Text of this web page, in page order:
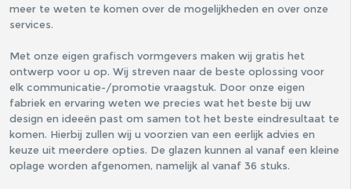
meer te weten te komen over de mogelijkheden en over onze
services.
Met onze eigen grafisch vormgevers maken wij gratis het
ontwerp voor u op. Wij streven naar de beste oplossing voor
elk communicatie-/promotie vraagstuk. Door onze eigen
fabriek en ervaring weten we precies wat het beste bij uw
design en ideeën past om samen tot het beste eindresultaat te
komen. Hierbij zullen wij u voorzien van een eerlijk advies en
keuze uit meerdere opties. De glazen kunnen al vanaf een kleine
oplage worden afgenomen, namelijk al vanaf 36 stuks.